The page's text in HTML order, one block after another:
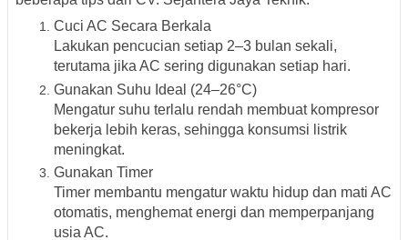
Cuci AC Secara Berkala
Lakukan pencucian setiap 2–3 bulan sekali,
terutama jika AC sering digunakan setiap hari.
Gunakan Suhu Ideal (24–26°C)
Mengatur suhu terlalu rendah membuat kompresor
bekerja lebih keras, sehingga konsumsi listrik
meningkat.
Gunakan Timer
Timer membantu mengatur waktu hidup dan mati AC
otomatis, menghemat energi dan memperpanjang
usia AC.